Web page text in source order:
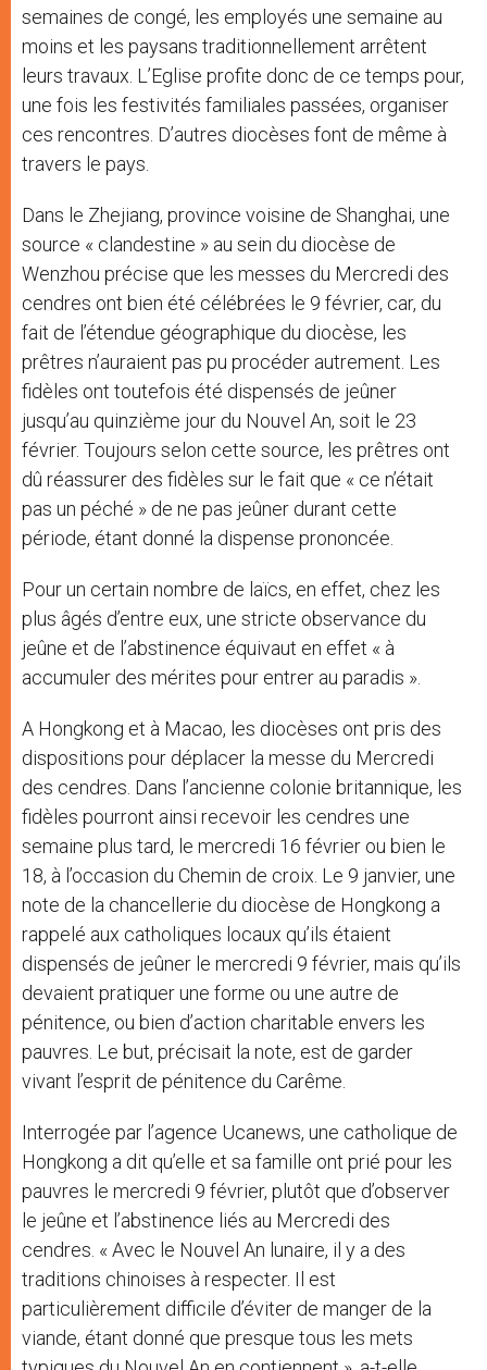
semaines de congé, les employés une semaine au
moins et les paysans traditionnellement arrêtent
leurs travaux. L’Eglise profite donc de ce temps pour,
une fois les festivités familiales passées, organiser
ces rencontres. D’autres diocèses font de même à
travers le pays.
Dans le Zhejiang, province voisine de Shanghai, une
source « clandestine » au sein du diocèse de
Wenzhou précise que les messes du Mercredi des
cendres ont bien été célébrées le 9 février, car, du
fait de l’étendue géographique du diocèse, les
prêtres n’auraient pas pu procéder autrement. Les
fidèles ont toutefois été dispensés de jeûner
jusqu’au quinzième jour du Nouvel An, soit le 23
février. Toujours selon cette source, les prêtres ont
dû réassurer des fidèles sur le fait que « ce n’était
pas un péché » de ne pas jeûner durant cette
période, étant donné la dispense prononcée.
Pour un certain nombre de laïcs, en effet, chez les
plus âgés d’entre eux, une stricte observance du
jeûne et de l’abstinence équivaut en effet « à
accumuler des mérites pour entrer au paradis ».
A Hongkong et à Macao, les diocèses ont pris des
dispositions pour déplacer la messe du Mercredi
des cendres. Dans l’ancienne colonie britannique, les
fidèles pourront ainsi recevoir les cendres une
semaine plus tard, le mercredi 16 février ou bien le
18, à l’occasion du Chemin de croix. Le 9 janvier, une
note de la chancellerie du diocèse de Hongkong a
rappelé aux catholiques locaux qu’ils étaient
dispensés de jeûner le mercredi 9 février, mais qu’ils
devaient pratiquer une forme ou une autre de
pénitence, ou bien d’action charitable envers les
pauvres. Le but, précisait la note, est de garder
vivant l’esprit de pénitence du Carême.
Interrogée par l’agence Ucanews, une catholique de
Hongkong a dit qu’elle et sa famille ont prié pour les
pauvres le mercredi 9 février, plutôt que d’observer
le jeûne et l’abstinence liés au Mercredi des
cendres. « Avec le Nouvel An lunaire, il y a des
traditions chinoises à respecter. Il est
particulièrement difficile d’éviter de manger de la
viande, étant donné que presque tous les mets